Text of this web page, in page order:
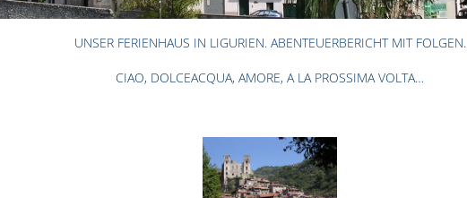
UNSER FERIENHAUS IN LIGURIEN. ABENTEUERBERICHT MIT FOLGEN.
CIAO, DOLCEACQUA, AMORE, A LA PROSSIMA VOLTA…